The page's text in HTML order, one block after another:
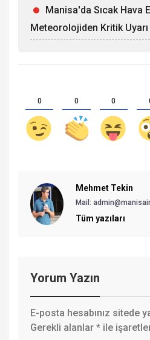
Manisa'da Sıcak Hava
Meteorolojiden Kritik Uyarı
0 0 0
Mehmet Tekin
Mail:
Tüm yazıları
Yorum Yazın
E-posta hesabınız sitede
Gerekli alanlar * ile